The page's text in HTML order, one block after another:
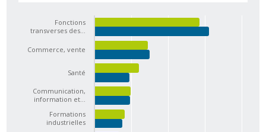
Fonctions
transverses des…
Commerce, vente
Santé
Communication,
information et…
Formations
industrielles